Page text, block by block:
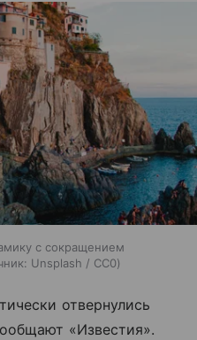
с сокращением
Unsplash / CC0
отвернулись
«Известия».